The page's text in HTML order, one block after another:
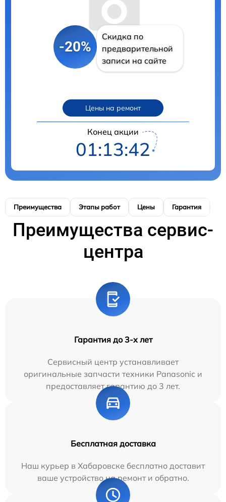
-20%
Скидка по
предварительной
записи на сайте
Цены на ремонт
Конец акции
01:13:41
Преимущества Этапы работ Цены Гарантия
Преимущества сервис-
центра
Гарантия до 3-х лет
Сервисный центр устанавливает
оригинальные запчасти техники Panasonic и
предоставляет гарантию до 3 лет.
Бесплатная доставка
Наш курьер в Хабаровске бесплатно доставит
ваше устройство на ремонт и обратно.